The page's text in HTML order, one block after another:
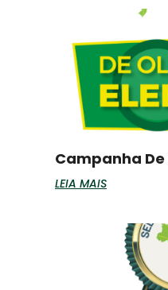
Campanha De
LEIA MAIS